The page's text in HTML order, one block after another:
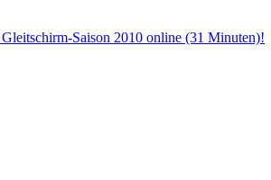
Saison 2010 online (31 Minuten)!